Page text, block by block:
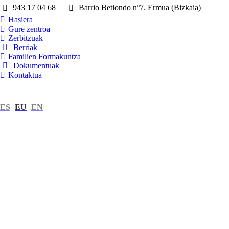
943 17 04 68 Barrio Betiondo nº7. Ermua (Bizkaia)
Hasiera
Gure zentroa
Zerbitzuak
Berriak
Familien Formakuntza
Dokumentuak
Kontaktua
ES EU EN